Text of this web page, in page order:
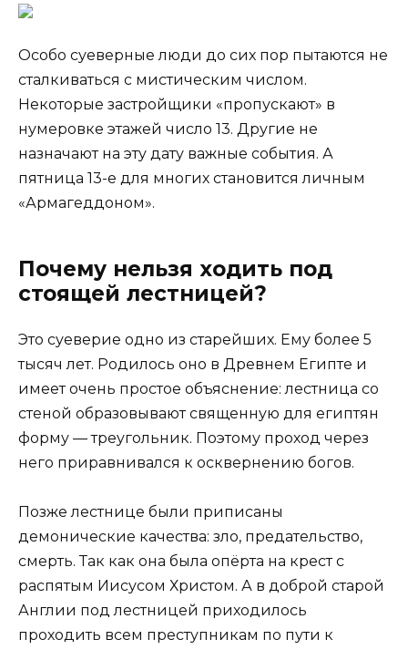
Особо суеверные люди до сих пор пытаются не
сталкиваться с мистическим числом.
Некоторые застройщики «пропускают» в
нумеровке этажей число 13. Другие не
назначают на эту дату важные события. А
пятница 13-е для многих становится личным
«Армагеддоном».
Почему нельзя ходить под
стоящей лестницей?
Это суеверие одно из старейших. Ему более 5
тысяч лет. Родилось оно в Древнем Египте и
имеет очень простое объяснение: лестница со
стеной образовывают священную для египтян
форму — треугольник. Поэтому проход через
него приравнивался к осквернению богов.
Позже лестнице были приписаны
демонические качества: зло, предательство,
смерть. Так как она была опёрта на крест с
распятым Иисусом Христом. А в доброй старой
Англии под лестницей приходилось
проходить всем преступникам по пути к